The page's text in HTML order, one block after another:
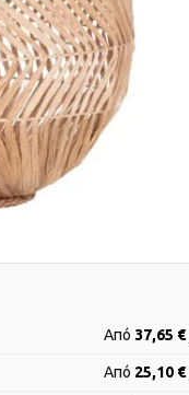
Από 37,65 €
Από 25,10 €